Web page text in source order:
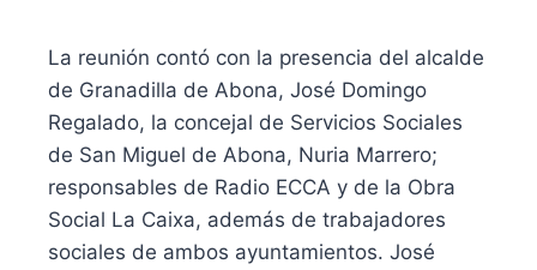
La reunión contó con la presencia del alcalde
de Granadilla de Abona, José Domingo
Regalado, la concejal de Servicios Sociales
de San Miguel de Abona, Nuria Marrero;
responsables de Radio ECCA y de la Obra
Social La Caixa, además de trabajadores
sociales de ambos ayuntamientos. José